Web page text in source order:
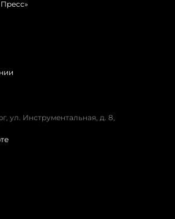
ул. Инструментальная, д. 8,